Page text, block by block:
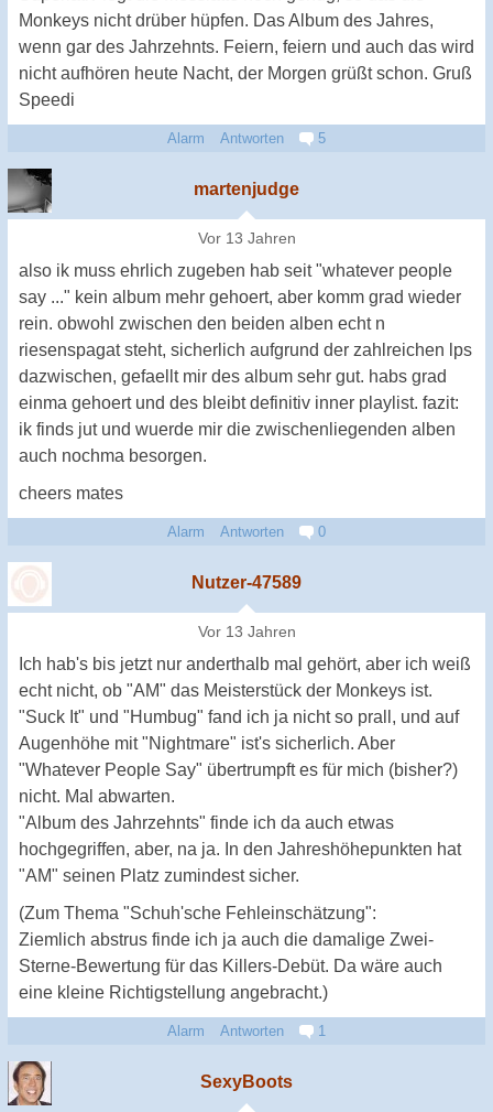
Monkeys nicht drüber hüpfen. Das Album des Jahres,
wenn gar des Jahrzehnts. Feiern, feiern und auch das wird
nicht aufhören heute Nacht, der Morgen grüßt schon. Gruß
Speedi
Alarm Antworten 5
martenjudge
Vor 13 Jahren
also ik muss ehrlich zugeben hab seit "whatever people
say ..." kein album mehr gehoert, aber komm grad wieder
rein. obwohl zwischen den beiden alben echt n
riesenspagat steht, sicherlich aufgrund der zahlreichen lps
dazwischen, gefaellt mir des album sehr gut. habs grad
einma gehoert und des bleibt definitiv inner playlist. fazit:
ik finds jut und wuerde mir die zwischenliegenden alben
auch nochma besorgen.
cheers mates
Alarm Antworten 0
Nutzer-47589
Vor 13 Jahren
Ich hab's bis jetzt nur anderthalb mal gehört, aber ich weiß
echt nicht, ob "AM" das Meisterstück der Monkeys ist.
"Suck It" und "Humbug" fand ich ja nicht so prall, und auf
Augenhöhe mit "Nightmare" ist's sicherlich. Aber
"Whatever People Say" übertrumpft es für mich (bisher?)
nicht. Mal abwarten.
"Album des Jahrzehnts" finde ich da auch etwas
hochgegriffen, aber, na ja. In den Jahreshöhepunkten hat
"AM" seinen Platz zumindest sicher.
(Zum Thema "Schuh'sche Fehleinschätzung":
Ziemlich abstrus finde ich ja auch die damalige Zwei-
Sterne-Bewertung für das Killers-Debüt. Da wäre auch
eine kleine Richtigstellung angebracht.)
Alarm Antworten 1
SexyBoots